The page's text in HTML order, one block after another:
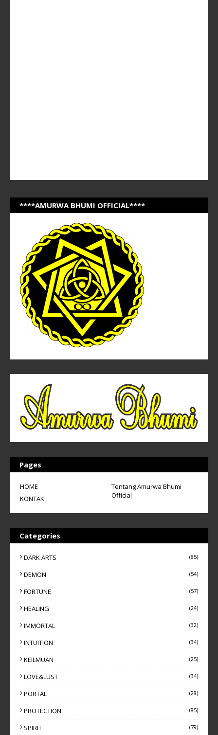
****AMURWA BHUMI OFFICIAL****
Pages
HOME
Tentang Amurwa Bhumi
Official
KONTAK
Categories
DARK ARTS (85)
DEMON (54)
FORTUNE (57)
HEALING (24)
IMMORTAL (32)
INTUITION (34)
KEILMUAN (25)
LOVE&LUST (34)
PORTAL (28)
PROTECTION (85)
SPIRIT (79)